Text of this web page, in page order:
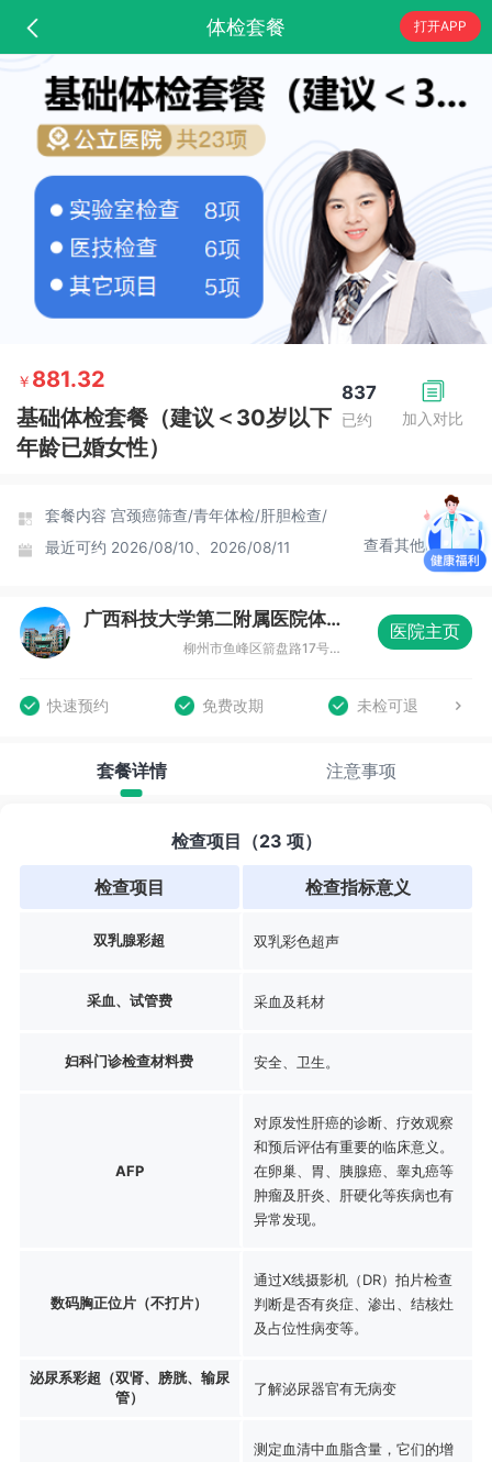
体检套餐 打开APP
加入对比
837
已约
￥ 881.32
基础体检套餐（建议＜30岁以下
年龄已婚女性）
套餐内容 宫颈癌筛查/青年体检/肝胆检查/
最近可约 2026/08/10、2026/08/11 查看其他时间
广西科技大学第二附属医院体检中心（广西柳州肿瘤医院）
柳州市鱼峰区箭盘路17号广西科技大学第二附属医院医联健康发展部
医院主页
快速预约 免费改期 未检可退
套餐详情 注意事项
检查项目（23 项）
检查项目 检查指标意义
双乳腺彩超 双乳彩色超声
采血、试管费 采血及耗材
妇科门诊检查材料费 安全、卫生。
AFP
对原发性肝癌的诊断、疗效观察
和预后评估有重要的临床意义。
在卵巢、胃、胰腺癌、睾丸癌等
肿瘤及肝炎、肝硬化等疾病也有
异常发现。
数码胸正位片（不打片）
通过X线摄影机（DR）拍片检查
判断是否有炎症、渗出、结核灶
及占位性病变等。
泌尿系彩超（双肾、膀胱、输尿
管）
了解泌尿器官有无病变
测定血清中血脂含量，它们的增